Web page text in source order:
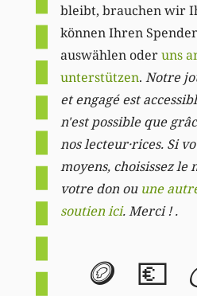
bleibt, brauchen wir
können Ihren
auswählen oderuns
unterstützen. Notre
et engagé est
n'est possible que
nos lecteur·rices. Si
moyens, choisissez le
votre don ou une
soutien ici. Merci ! .
🪙 💶